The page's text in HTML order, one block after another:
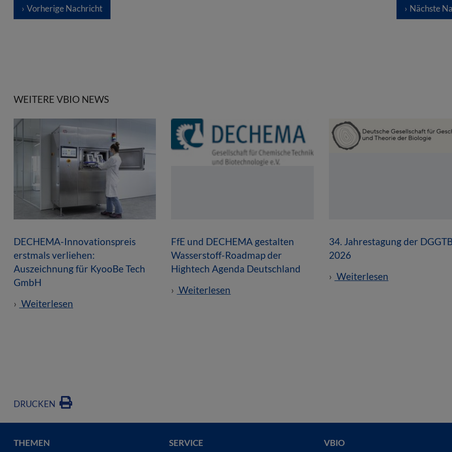
Vorherige Nachricht Nächste
WEITERE VBIO NEWS
DECHEMA-Innovationspreis
erstmals verliehen:
Auszeichnung für KyooBe Tech
GmbH
Weiterlesen
FfE und DECHEMA gestalten
Wasserstoff-Roadmap der
Hightech Agenda Deutschland
Weiterlesen
34. Jahrestagung der
2026
Weiterlesen
DRUCKEN
THEMEN SERVICE VBIO